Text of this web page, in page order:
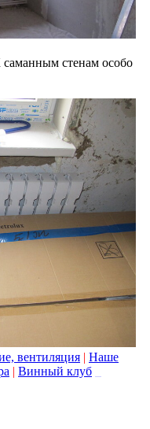
стенам особо
вентиляция | Наше
| Винный клуб